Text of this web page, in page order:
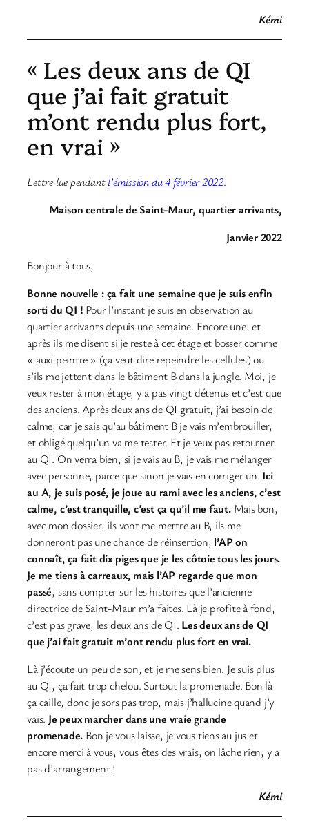
Kémi
« Les deux ans de QI
que j’ai fait gratuit
m’ont rendu plus fort,
en vrai »
Lettre lue pendantl’émission du 4 février 2022.
Maison centrale de Saint-Maur, quartier arrivants,
Janvier 2022
Bonjour à tous,
Bonne nouvelle : ça fait une semaine que je suis enfin
sorti du QI ! Pour l’instant je suis en observation au
quartier arrivants depuis une semaine. Encore une, et
après ils me disent si je reste à cet étage et bosser comme
« auxi peintre » (ça veut dire repeindre les cellules) ou
s’ils me jettent dans le bâtiment B dans la jungle. Moi, je
veux rester à mon étage, y a pas vingt détenus et c’est que
des anciens. Après deux ans de QI gratuit, j’ai besoin de
calme, car je sais qu’au bâtiment B je vais m’embrouiller,
et obligé quelqu’un va me tester. Et je veux pas retourner
au QI. On verra bien, si je vais au B, je vais me mélanger
avec personne, parce que sinon je vais en corriger un. Ici
au A, je suis posé, je joue au rami avec les anciens, c’est
calme, c’est tranquille, c’est ça qu’il me faut.Mais bon,
avec mon dossier, ils vont me mettre au B, ils me
donneront pas une chance de réinsertion, l’AP on
connaît, ça fait dix piges que je les côtoie tous les jours.
Je me tiens à carreaux, mais l’AP regarde que mon
passé, sans compter sur les histoires que l’ancienne
directrice de Saint-Maur m’a faites. Là je profite à fond,
c’est pas grave, les deux ans de QI. Les deux ans de QI
que j’ai fait gratuit m’ont rendu plus fort en vrai.
Là j’écoute un peu de son, et je me sens bien. Je suis plus
au QI, ça fait trop chelou. Surtout la promenade. Bon là
ça caille, donc je sors pas trop, mais j’hallucine quand j’y
vais. Je peux marcher dans une vraie grande
promenade. Bon je vous laisse, je vous tiens au jus et
encore merci à vous, vous êtes des vrais, on lâche rien, y a
pas d’arrangement !
Kémi